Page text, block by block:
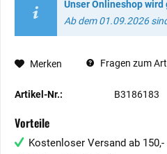
Unser Onlineshop
Ab dem 01.09.2026
Merken Fragen zum
Artikel-Nr.: B3186183
Vorteile
Kostenloser Versand ab